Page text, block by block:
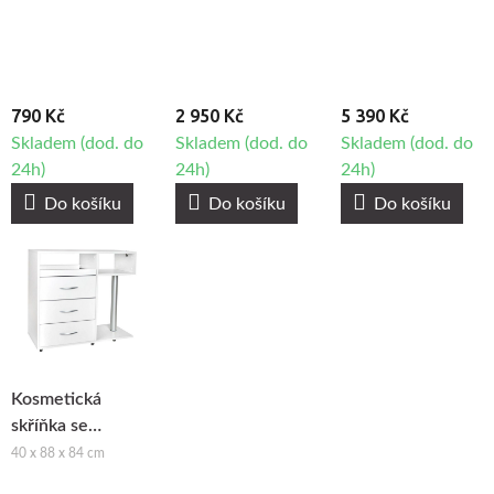
790 Kč
Skladem (dod. do
24h)
Do košíku
2 950 Kč
Skladem (dod. do
24h)
Do košíku
5 390 Kč
Skladem (dod. do
24h)
Do košíku
Kosmetická
skříňka se
zásuvkami
40 x 88 x 84 cm